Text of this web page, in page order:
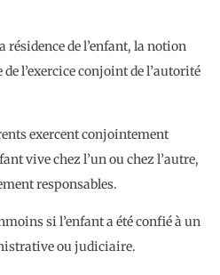
résidence de l’enfant, la notion
l’exercice conjoint de l’autorité
exercent conjointement
vive chez l’un ou chez l’autre,
responsables.
si l’enfant a été confié à un
ou judiciaire.